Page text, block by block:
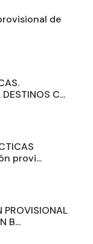
de
C...
provi...
PROVISIONAL
B...